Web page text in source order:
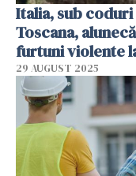
Italia, sub
Toscana,
furtuni violente
29 AUGUST 2025